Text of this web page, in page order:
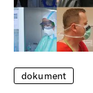
dokument